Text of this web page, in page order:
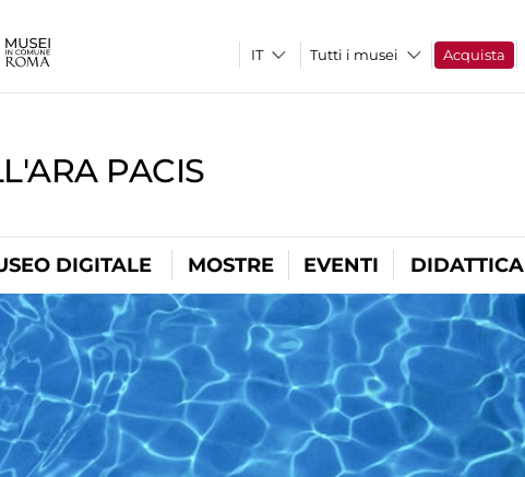
Tutti i musei Acquista
PACIS
DIGITALE MOSTRE EVENTI DIDATTICA